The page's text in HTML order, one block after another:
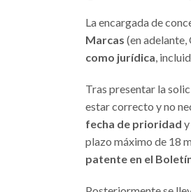
La encargada de
Marcas (en
como jurídica,
Tras presentar la
estar correcto y no
fecha de prioridad
plazo máximo de 18
patente en el